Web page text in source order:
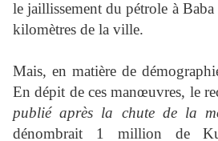
le jaillissement du pétrole à
kilomètres de la ville.
Mais, en matière de
En dépit de ces manœuvres, le
publié après la chute de la
dénombrait 1 million de